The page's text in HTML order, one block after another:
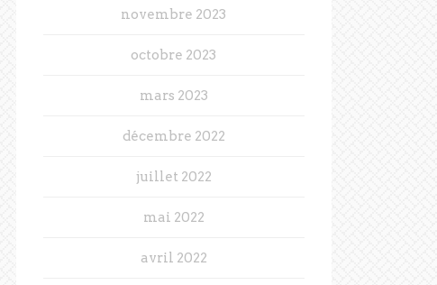
novembre 2023
octobre 2023
mars 2023
décembre 2022
juillet 2022
mai 2022
avril 2022